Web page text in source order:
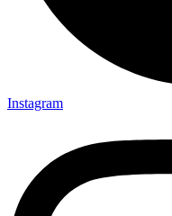
Instagram